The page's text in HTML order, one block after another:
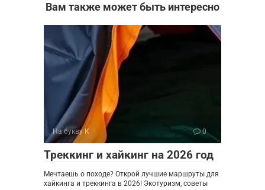
Вам также может быть интересно
На букву К 0
Треккинг и хайкинг на 2026 год
Мечтаешь о походе? Открой лучшие маршруты для
хайкинга и треккинга в 2026! Экотуризм, советы